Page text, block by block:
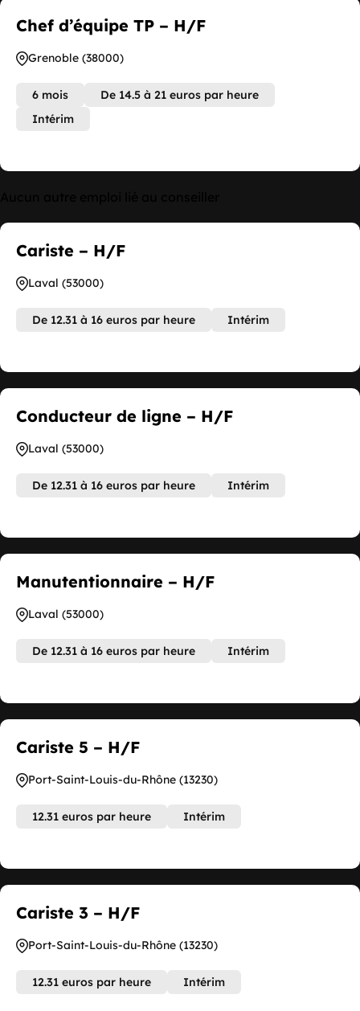
Chef d’équipe TP – H/F
Grenoble (38000)
6 mois
De 14.5 à 21 euros par heure
Intérim
Cariste – H/F
Laval (53000)
De 12.31 à 16 euros par heure Intérim
Conducteur de ligne – H/F
Laval (53000)
De 12.31 à 16 euros par heure Intérim
Manutentionnaire – H/F
Laval (53000)
De 12.31 à 16 euros par heure Intérim
Cariste 5 – H/F
Port-Saint-Louis-du-Rhône (13230)
12.31 euros par heure Intérim
Cariste 3 – H/F
Port-Saint-Louis-du-Rhône (13230)
12.31 euros par heure Intérim